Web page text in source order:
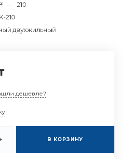
— 210
210
двухжильный
дешевле?
В КОРЗИНУ